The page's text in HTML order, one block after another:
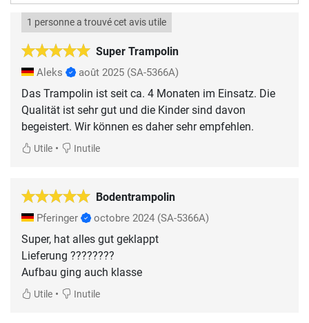
Super Trampolin
1 personne a trouvé cet avis utile
Aleks août 2025 (SA-5366A)
Das Trampolin ist seit ca. 4 Monaten im Einsatz. Die
Qualität ist sehr gut und die Kinder sind davon
begeistert. Wir können es daher sehr empfehlen.
Utile • Inutile
Bodentrampolin
Pferinger octobre 2024 (SA-5366A)
Super, hat alles gut geklappt
Lieferung ????????
Aufbau ging auch klasse
Utile • Inutile